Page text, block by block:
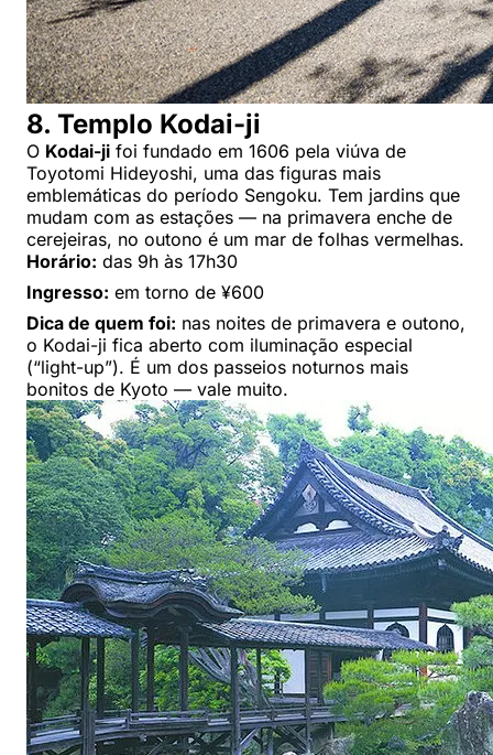
8. Templo Kodai-ji
O Kodai-ji foi fundado em 1606 pela viúva de
Toyotomi Hideyoshi, uma das figuras mais
emblemáticas do período Sengoku. Tem jardins que
mudam com as estações — na primavera enche de
cerejeiras, no outono é um mar de folhas vermelhas.
Horário: das 9h às 17h30
Ingresso: em torno de ¥600
Dica de quem foi: nas noites de primavera e outono,
o Kodai-ji fica aberto com iluminação especial
(“light-up”). É um dos passeios noturnos mais
bonitos de Kyoto — vale muito.